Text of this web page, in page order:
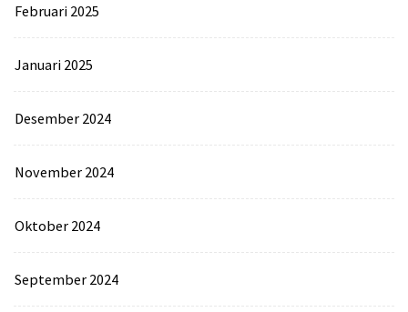
Februari 2025
Januari 2025
Desember 2024
November 2024
Oktober 2024
September 2024